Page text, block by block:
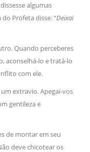
algumas
Profeta disse: “Deixai
Quando perceberes
aconselhá-lo e tratá-lo
com ele.
extravio. Apegai-vos
gentileza e
de montar em seu
deve chicotear os